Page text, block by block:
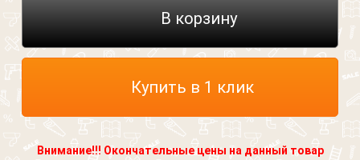
В корзину
Купить в 1 клик
Внимание!!! Окончательные цены на данный товар